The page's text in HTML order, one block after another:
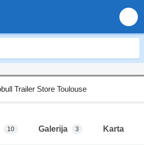
10 Galerija 3 Karta